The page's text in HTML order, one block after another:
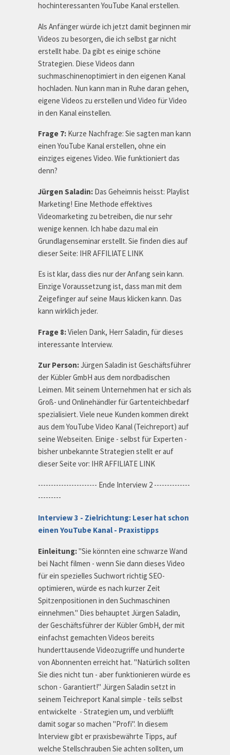
hochinteressanten YouTube Kanal erstellen.
Als Anfänger würde ich jetzt damit beginnen mir
Videos zu besorgen, die ich selbst gar nicht
erstellt habe. Da gibt es einige schöne
Strategien. Diese Videos dann
suchmaschinenoptimiert in den eigenen Kanal
hochladen. Nun kann man in Ruhe daran gehen,
eigene Videos zu erstellen und Video für Video
in den Kanal einstellen.
Frage 7: Kurze Nachfrage: Sie sagten man kann
einen YouTube Kanal erstellen, ohne ein
einziges eigenes Video. Wie funktioniert das
denn?
Jürgen Saladin: Das Geheimnis heisst: Playlist
Marketing! Eine Methode effektives
Videomarketing zu betreiben, die nur sehr
wenige kennen. Ich habe dazu mal ein
Grundlagenseminar erstellt. Sie finden dies auf
dieser Seite: IHR AFFILIATE LINK
Es ist klar, dass dies nur der Anfang sein kann.
Einzige Voraussetzung ist, dass man mit dem
Zeigefinger auf seine Maus klicken kann. Das
kann wirklich jeder.
Frage 8:Vielen Dank, Herr Saladin, für dieses
interessante Interview.
Zur Person:Jürgen Saladin ist Geschäftsführer
der Kübler GmbH aus dem nordbadischen
Leimen. Mit seinem Unternehmen hat er sich als
Groß- und Onlinehändler für Gartenteichbedarf
spezialisiert. Viele neue Kunden kommen direkt
aus dem YouTube Video Kanal(Teichreport) auf
seine Webseiten. Einige - selbst für Experten -
bisher unbekannte Strategien stellt er auf
dieser Seite vor: IHR AFFILIATE LINK
----------------------- Ende Interview 2 --------------
---------
Interview 3 - Zielrichtung: Leser hat schon
einen YouTube Kanal - Praxistipps
Einleitung:"Sie könnten eine schwarze Wand
bei Nacht filmen - wenn Sie dann dieses Video
für ein spezielles Suchwort richtig SEO-
optimieren, würde es nach kurzer Zeit
Spitzenpositionen in den Suchmaschinen
einnehmen." Dies behauptet Jürgen Saladin,
der Geschäftsführer der Kübler GmbH, der mit
einfachst gemachten Videos bereits
hunderttausende Videozugriffe und hunderte
von Abonnenten erreicht hat. "Natürlich sollten
Sie dies nicht tun - aber funktionieren würde es
schon - Garantiert!" Jürgen Saladin setzt in
seinem Teichreport Kanal simple - teils selbst
entwickelte - Strategien um, und verblüfft
damit sogar so machen "Profi". In diesem
Interview gibt er praxisbewährte Tipps, auf
welche Stellschrauben Sie achten sollten, um